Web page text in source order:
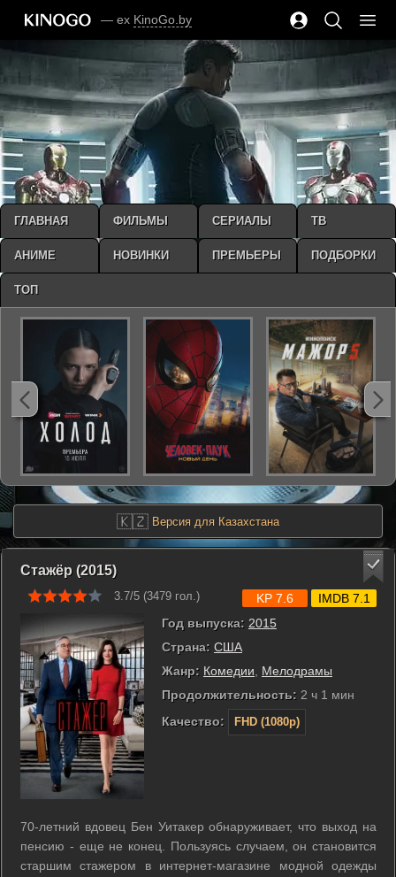
— ex KinoGo.by
🇰🇿 Версия для Казахстана
Стажёр (2015)
3.7/5 (3479 гол.)
Год выпуска: 2015
Страна: США
Жанр: Комедии
Мелодрамы
Продолжительность: 2 ч 1 мин
Качество:
FHD (1080p)
KP 7.6 IMDB 7.1
70-летний вдовец Бен Уитакер обнаруживает, что выход на
пенсию - еще не конец. Пользуясь случаем, он становится
старшим стажером в интернет-магазине модной одежды
ГЛАВНАЯ ФИЛЬМЫ СЕРИАЛЫ ТВ
АНИМЕ НОВИНКИ ПРЕМЬЕРЫ ПОДБОРКИ
ТОП